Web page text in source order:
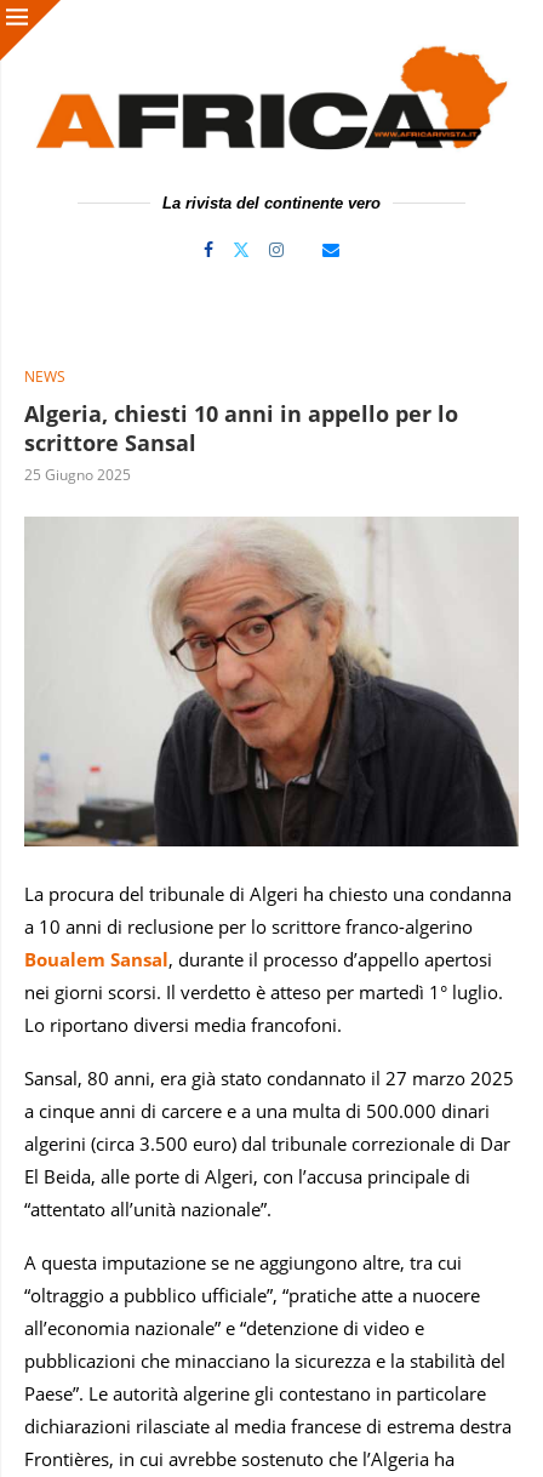
La rivista del continente vero
NEWS
Algeria, chiesti 10 anni in appello per lo
scrittore Sansal
25 Giugno 2025
La procura del tribunale di Algeri ha chiesto una condanna
a 10 anni di reclusione per lo scrittore franco-algerino
Boualem Sansal, durante il processo d’appello apertosi
nei giorni scorsi. Il verdetto è atteso per martedì 1° luglio.
Lo riportano diversi media francofoni.
Sansal, 80 anni, era già stato condannato il 27 marzo 2025
a cinque anni di carcere e a una multa di 500.000 dinari
algerini (circa 3.500 euro) dal tribunale correzionale di Dar
El Beida, alle porte di Algeri, con l’accusa principale di
“attentato all’unità nazionale”.
A questa imputazione se ne aggiungono altre, tra cui
“oltraggio a pubblico ufficiale”, “pratiche atte a nuocere
all’economia nazionale” e “detenzione di video e
pubblicazioni che minacciano la sicurezza e la stabilità del
Paese”. Le autorità algerine gli contestano in particolare
dichiarazioni rilasciate al media francese di estrema destra
Frontières, in cui avrebbe sostenuto che l’Algeria ha